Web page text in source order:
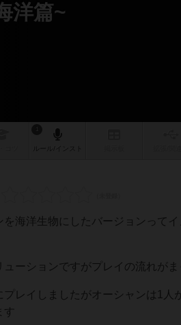
洋篇~
海洋生物にしたバージョンって
ーションですがプレイの流れがま
レイしましたがオーシャンは1人